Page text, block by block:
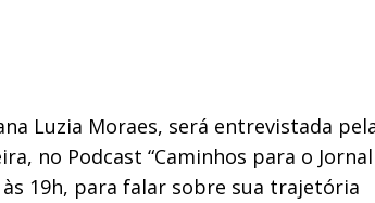
Luzia Moraes, será entrevistada
no Podcast “Caminhos para o
19h, para falar sobre sua trajetória